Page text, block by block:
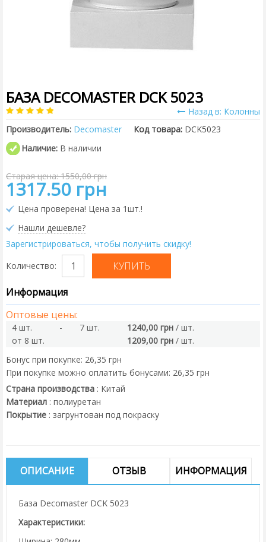
БАЗА DECOMASTER DCK 5023
Назад в: Колонны
Производитель: Decomaster Код товара: DCK5023
Наличие: В наличии
Старая цена: 1550,00 грн
1317.50 грн
Цена проверена! Цена за 1шт.!
Нашли дешевле?
Зарегистрироваться, чтобы получить скидку!
Количество:
Информация
Оптовые цены:
4 шт. - 7 шт. 1240,00 грн / шт.
от 8 шт.
1209,00 грн / шт.
Бонус при покупке: 26,35 грн
При покупке можно оплатить бонусами: 26,35 грн
Страна производства : Китай
Материал : полиуретан
Покрытие : загрунтован под покраску
ОПИСАНИЕ ОТЗЫВ ИНФОРМАЦИЯ
База Decomaster DCK 5023
Характеристики: